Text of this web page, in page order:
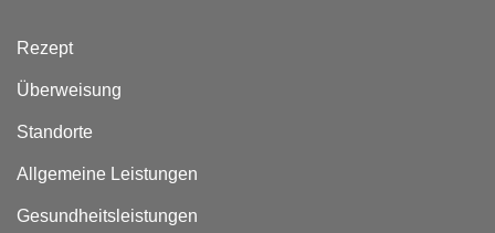
Rezept
Überweisung
Standorte
Allgemeine Leistungen
Gesundheitsleistungen